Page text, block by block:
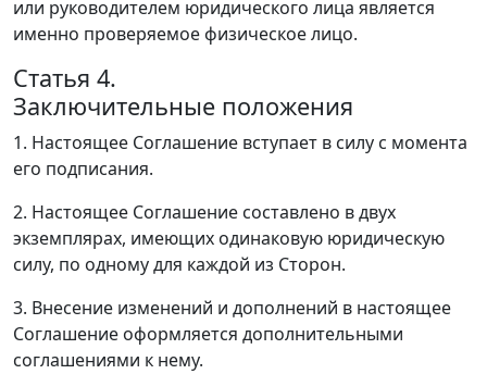
или руководителем юридического лица является
именно проверяемое физическое лицо.
Статья 4.
Заключительные положения
1. Настоящее Соглашение вступает в силу с момента
его подписания.
2. Настоящее Соглашение составлено в двух
экземплярах, имеющих одинаковую юридическую
силу, по одному для каждой из Сторон.
3. Внесение изменений и дополнений в настоящее
Соглашение оформляется дополнительными
соглашениями к нему.